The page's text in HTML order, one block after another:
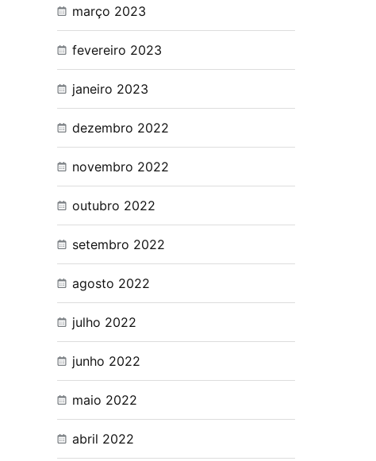
março 2023
fevereiro 2023
janeiro 2023
dezembro 2022
novembro 2022
outubro 2022
setembro 2022
agosto 2022
julho 2022
junho 2022
maio 2022
abril 2022